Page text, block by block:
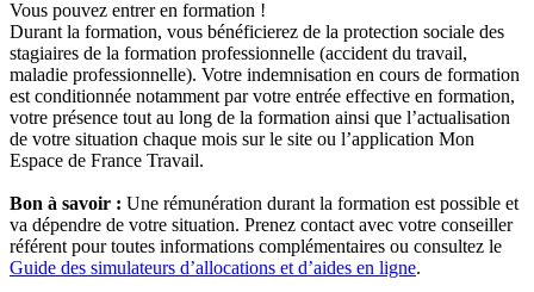
Vous pouvez entrer en formation !
Durant la formation, vous bénéficierez de la protection sociale des
stagiaires de la formation professionnelle (accident du travail,
maladie professionnelle). Votre indemnisation en cours de formation
est conditionnée notamment par votre entrée effective en formation,
votre présence tout au long de la formation ainsi que l’actualisation
de votre situation chaque mois sur le site ou l’application Mon
Espace de France Travail.
Bon à savoir : Une rémunération durant la formation est possible et
va dépendre de votre situation. Prenez contact avec votre conseiller
référent pour toutes informations complémentaires ou consultez le
Guide des simulateurs d’allocations et d’aides en ligne.